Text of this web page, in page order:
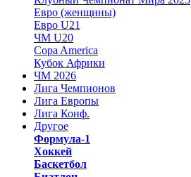
Евро (женщины)
Евро U21
ЧМ U20
Copa America
Кубок Африки
ЧМ 2026
Лига Чемпионов
Лига Европы
Лига Конф.
Другое
Формула-1
Хоккей
Баскетбол